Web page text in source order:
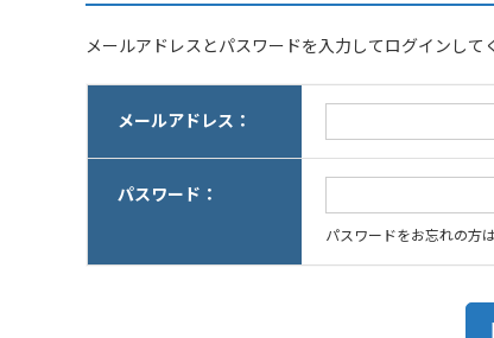
メールアドレスとパスワードを入力してログインして
メールアドレス：
パスワード：
パスワードをお忘れの方